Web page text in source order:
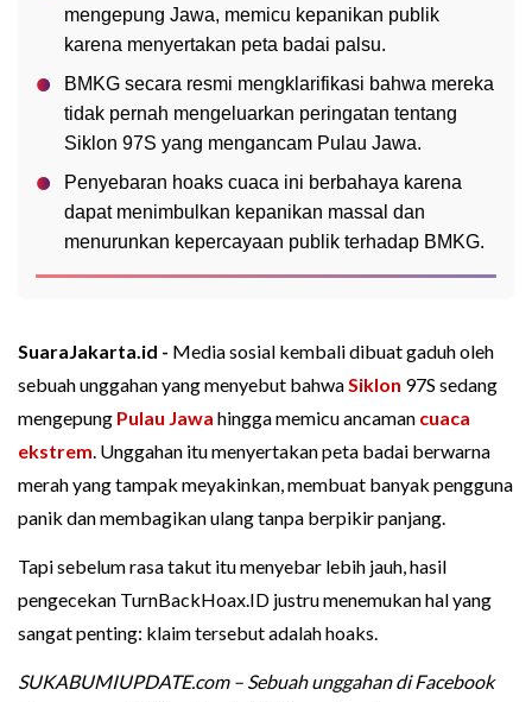
mengepung Jawa, memicu kepanikan publik
karena menyertakan peta badai palsu.
BMKG secara resmi mengklarifikasi bahwa mereka
tidak pernah mengeluarkan peringatan tentang
Siklon 97S yang mengancam Pulau Jawa.
Penyebaran hoaks cuaca ini berbahaya karena
dapat menimbulkan kepanikan massal dan
menurunkan kepercayaan publik terhadap BMKG.
SuaraJakarta.id - Media sosial kembali dibuat gaduh oleh
sebuah unggahan yang menyebut bahwaSiklon 97S sedang
mengepung Pulau Jawa hingga memicu ancaman cuaca
ekstrem. Unggahan itu menyertakan peta badai berwarna
merah yang tampak meyakinkan, membuat banyak pengguna
panik dan membagikan ulang tanpa berpikir panjang.
Tapi sebelum rasa takut itu menyebar lebih jauh, hasil
pengecekan TurnBackHoax.ID justru menemukan hal yang
sangat penting: klaim tersebut adalah hoaks.
SUKABUMIUPDATE.com – Sebuah unggahan di Facebook